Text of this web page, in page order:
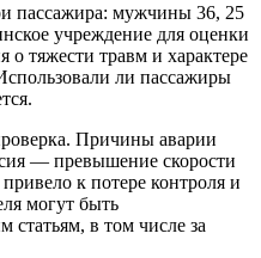
пассажира: мужчины 36, 25
учреждение для оценки
о тяжести травм и характере
ли пассажиры
Причины аварии
— превышение скорости
к потере контроля и
могут быть
статьям, в том числе за